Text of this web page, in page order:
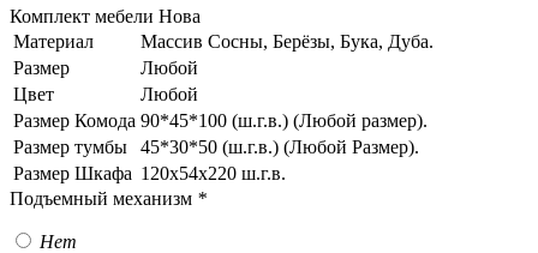
Комплект мебели Нова
Материал
Массив Сосны, Берёзы, Бука, Дуба.
Размер
Любой
Цвет
Любой
Размер Комода 90*45*100 (ш.г.в.) (Любой размер).
Размер тумбы
45*30*50 (ш.г.в.) (Любой Размер).
Размер Шкафа 120х54х220 ш.г.в.
Подъемный механизм *
Нет